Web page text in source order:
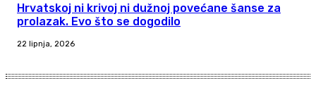
Hrvatskoj ni krivoj ni dužnoj povećane šanse za
prolazak. Evo što se dogodilo
22 lipnja, 2026